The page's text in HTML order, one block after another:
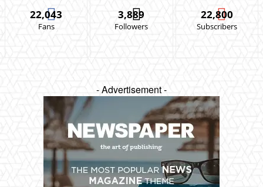
22,043
Fans
3,889
Followers
22,800
Subscribers
- Advertisement -